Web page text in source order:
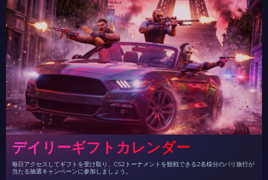
デイリーギフトカレンダー
毎日アクセスしてギフトを受け取り、CS2トーナメントを観戦できる2名様分のパリ旅行が
当たる抽選キャンペーンに参加しましょう。